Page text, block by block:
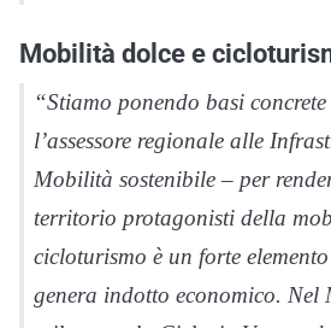
Mobilità dolce e
“Stiamo ponendo basi
l’assessore regionale alle
Mobilità sostenibile – per
territorio protagonisti della
cicloturismo è un forte
genera indotto economico. Nel